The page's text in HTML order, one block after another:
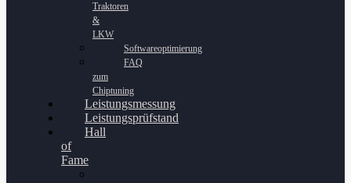
Traktoren
&
LKW
Softwareoptimierung
FAQ
zum
Chiptuning
Leistungsmessung
Leistungsprüfstand
Hall
of
Fame